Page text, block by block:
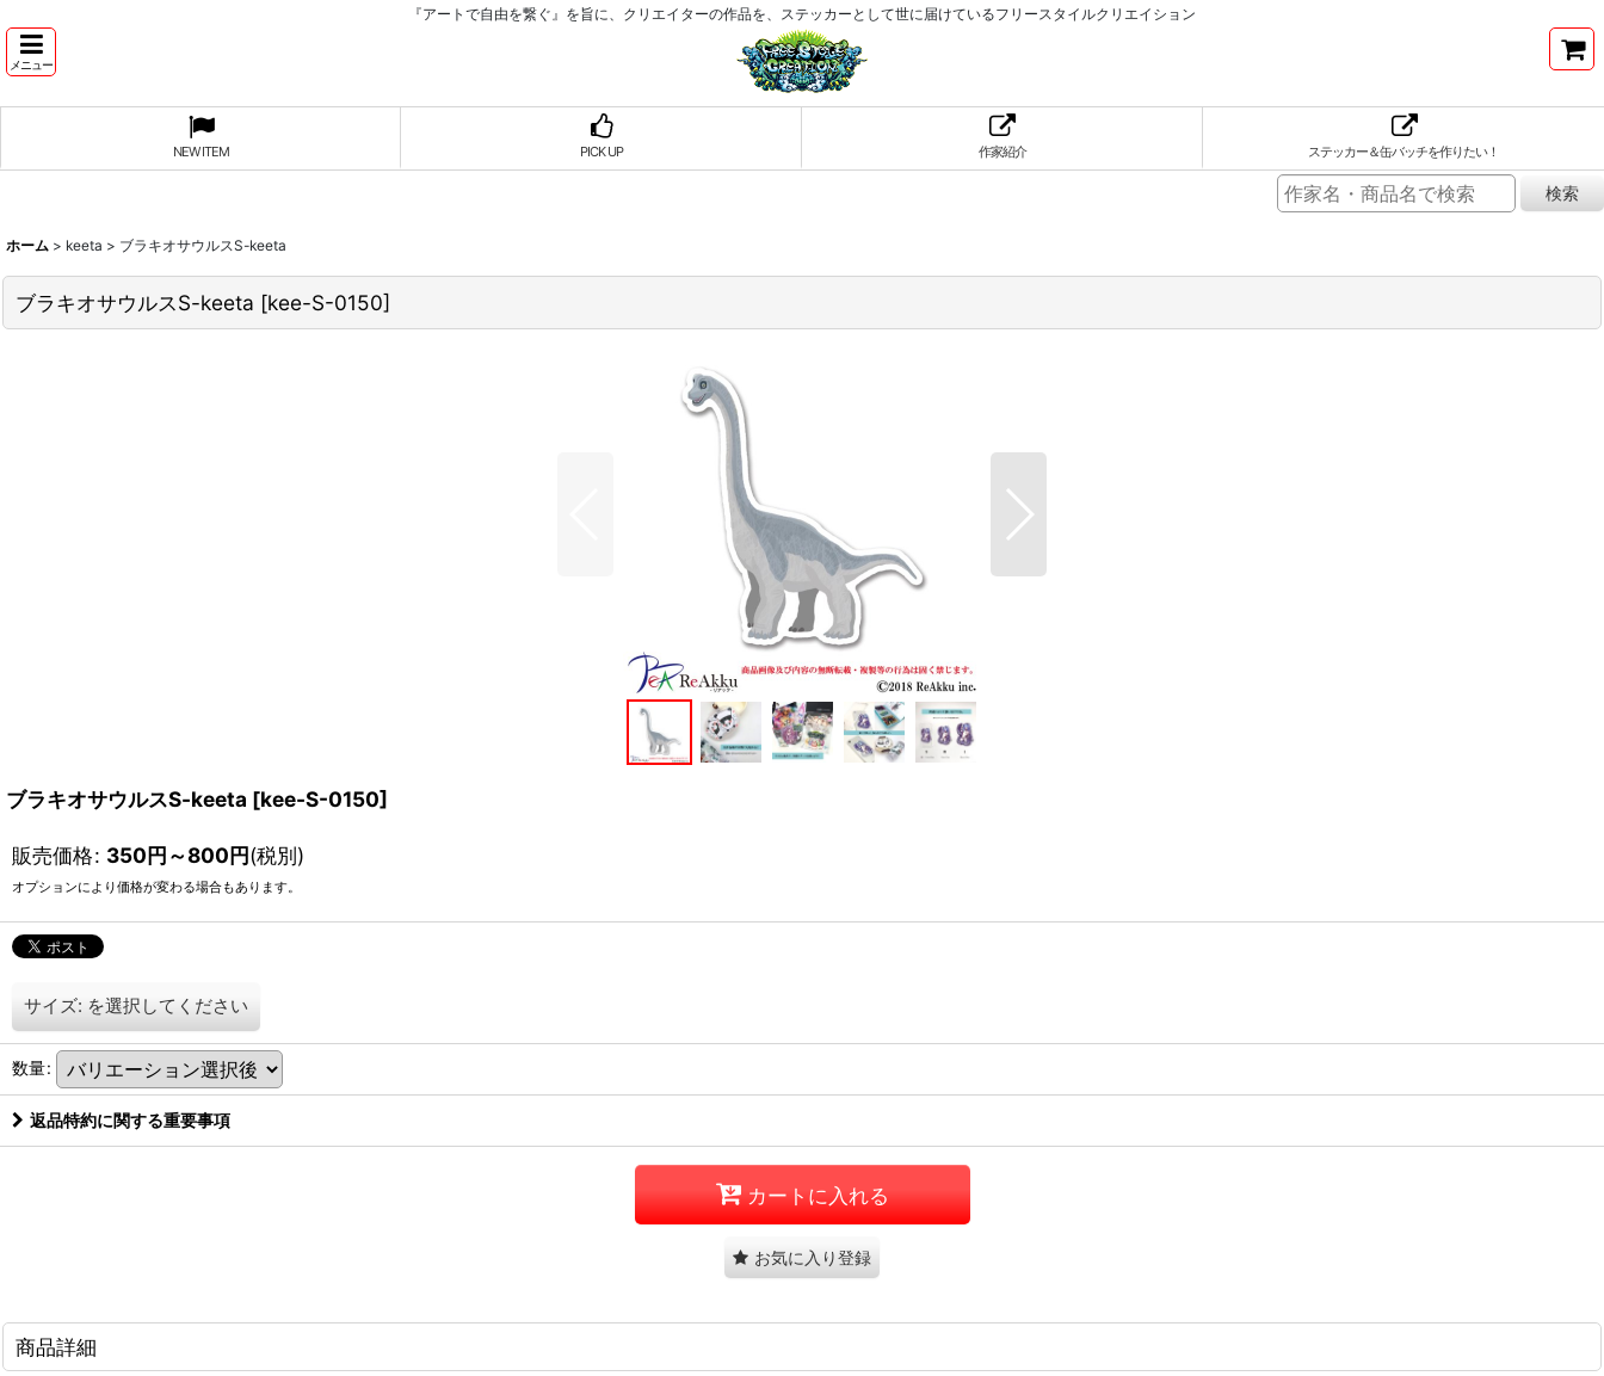
『アートで自由を繋ぐ』を旨に、クリエイターの作品を、ステッカーとして世に届けているフリースタイルクリエイション
メニュー
NEW ITEM PICK UP 作家紹介 ステッカー＆缶バッチを作りたい！
ホーム > keeta > ブラキオサウルスS-keeta
ブラキオサウルスS-keeta [kee-S-0150]
ブラキオサウルスS-keeta [kee-S-0150]
販売価格: 350円～800円(税別)
オプションにより価格が変わる場合もあります。
サイズ: を選択してください
数量:
返品特約に関する重要事項
カートに入れる
お気に入り登録
商品詳細